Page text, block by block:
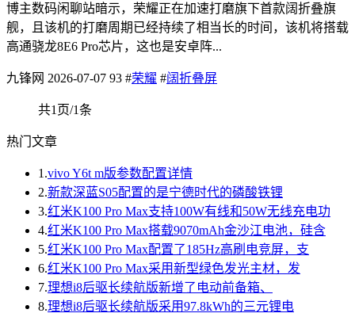
博主数码闲聊站暗示，荣耀正在加速打磨旗下首款阔折叠旗
舰，且该机的打磨周期已经持续了相当长的时间，该机将搭载
高通骁龙8E6 Pro芯片，这也是安卓阵...
九锋网 2026-07-07 93 #荣耀 #阔折叠屏
共1页/1条
热门文章
1.vivo Y6t m版参数配置详情
2.新款深蓝S05配置的是宁德时代的磷酸铁锂
3.红米K100 Pro Max支持100W有线和50W无线充电功
4.红米K100 Pro Max搭载9070mAh金沙江电池，硅含
5.红米K100 Pro Max配置了185Hz高刷电竞屏，支
6.红米K100 Pro Max采用新型绿色发光主材，发
7.理想i8后驱长续航版新增了电动前备箱、
8.理想i8后驱长续航版采用97.8kWh的三元锂电